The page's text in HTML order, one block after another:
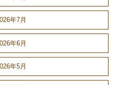
年7月
年6月
年5月